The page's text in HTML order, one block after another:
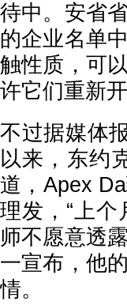
待中。安省
的企业名单
触性质，可
许它们重新开
不过据媒体
以来，东约
道，Apex
理发，“上
师不愿意透
一宣布，他
情。